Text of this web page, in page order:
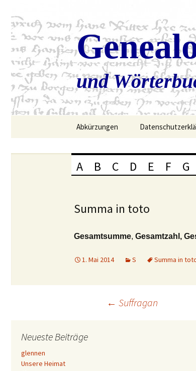
und
Abkürzungen
A B C D E F G
Summa in toto
Gesamtsumme, Gesamtzahl,
1. Mai 2014 S Summa in
Beitrags-
Navigation
← Suffragan
Neueste Beiträge
glennen
Unsere Heimat